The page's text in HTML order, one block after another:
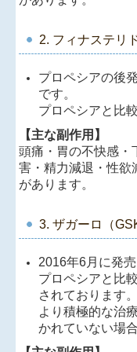
2. フィナステリ
プロペシアの後
です。
プロペシアと比
【主な副作用】
頭痛・胃の不快感・
害・精力減退・性欲
があります。
3. ザガーロ（
2016年6月に発
プロペシアと比
されております。
より積極的な治
かれていない場